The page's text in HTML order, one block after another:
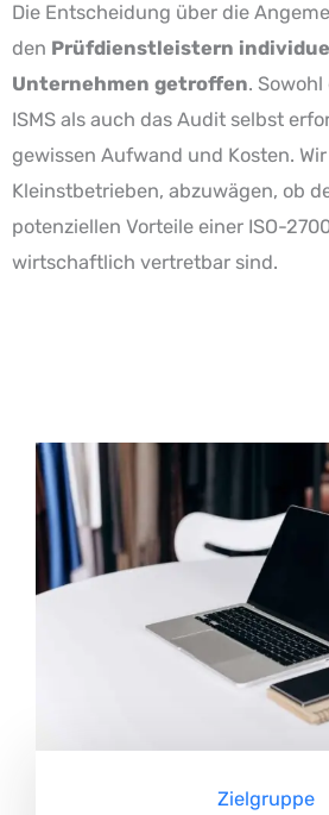
Die Entscheidung über die
den Prüfdienstleistern
Unternehmen getroffen.
ISMS als auch das Audit selbst
gewissen Aufwand und Kosten.
Kleinstbetrieben, abzuwägen, ob
potenziellen Vorteile einer ISO-
wirtschaftlich vertretbar sind.
Zielgruppe